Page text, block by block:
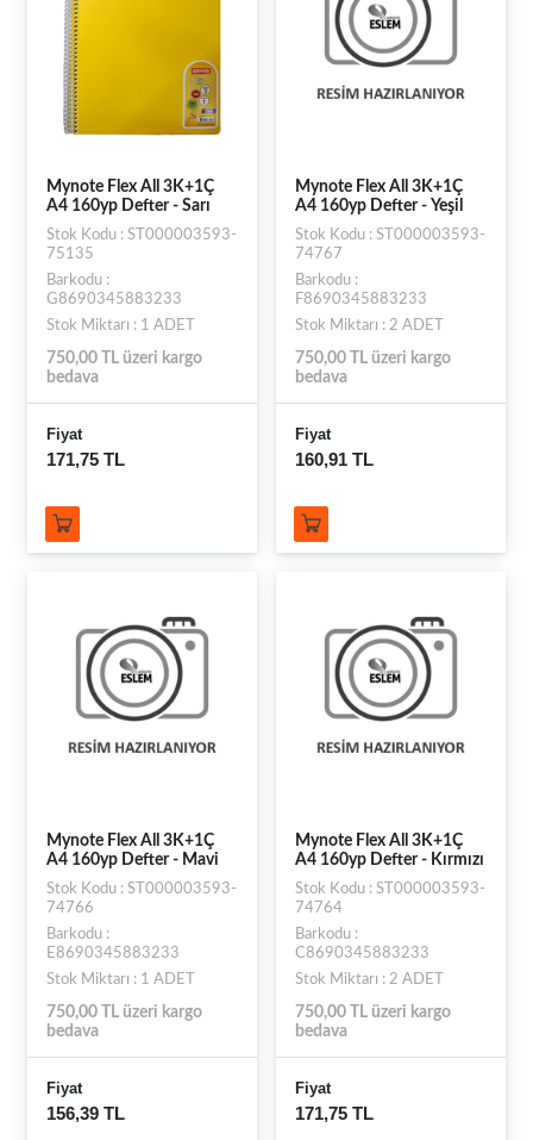
Mynote Flex All 3K+1Ç
A4 160yp Defter - Sarı
Stok Kodu : ST000003593-
75135
Barkodu :
G8690345883233
Stok Miktarı : 1 ADET
750,00 TL üzeri kargo
bedava
Fiyat
171,75 TL
Mynote Flex All 3K+1Ç
A4 160yp Defter - Yeşil
Stok Kodu : ST000003593-
74767
Barkodu :
F8690345883233
Stok Miktarı : 2 ADET
750,00 TL üzeri kargo
bedava
Fiyat
160,91 TL
Mynote Flex All 3K+1Ç
A4 160yp Defter - Mavi
Stok Kodu : ST000003593-
74766
Barkodu :
E8690345883233
Stok Miktarı : 1 ADET
750,00 TL üzeri kargo
bedava
Fiyat
156,39 TL
Mynote Flex All 3K+1Ç
A4 160yp Defter - Kırmızı
Stok Kodu : ST000003593-
74764
Barkodu :
C8690345883233
Stok Miktarı : 2 ADET
750,00 TL üzeri kargo
bedava
Fiyat
171,75 TL